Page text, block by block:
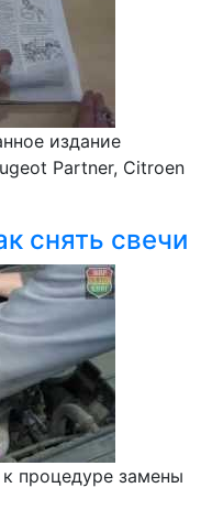
издание
Partner, Citroen
снять свечи
процедуре замены